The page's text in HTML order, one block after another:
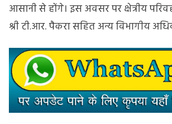
आसानी से होंगे। इस अवसर पर क्षेत्रीय
श्री टी.आर. पैकरा सहित अन्य विभागीय